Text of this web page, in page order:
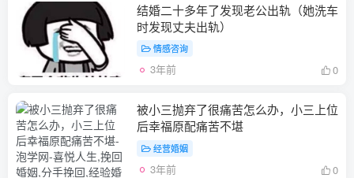
结婚二十多年了发现老公出轨（她洗车
时发现丈夫出轨）
情感咨询
3年前 0
被小三抛弃了很痛苦怎么办，小三上位
后幸福原配痛苦不堪
经营婚姻
3年前 0